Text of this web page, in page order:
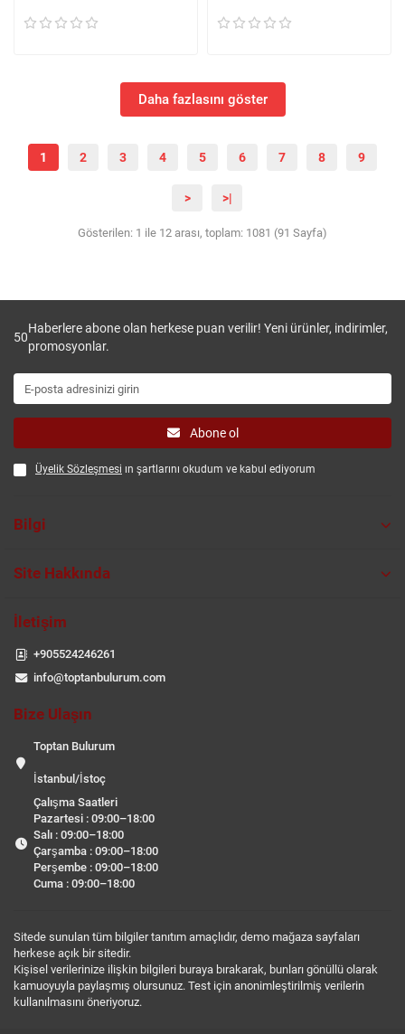
Daha fazlasını göster
1 2 3 4 5 6 7 8 9
> >|
Gösterilen: 1 ile 12 arası, toplam: 1081 (91 Sayfa)
50
Haberlere abone olan herkese puan verilir! Yeni ürünler, indirimler,
promosyonlar.
Abone ol
Üyelik Sözleşmesi ın şartlarını okudum ve kabul ediyorum
Bilgi
Site Hakkında
İletişim
+905524246261
info@toptanbulurum.com
Bize Ulaşın
Toptan Bulurum
İstanbul/İstoç
Çalışma Saatleri
Pazartesi : 09:00–18:00
Salı : 09:00–18:00
Çarşamba : 09:00–18:00
Perşembe : 09:00–18:00
Cuma : 09:00–18:00
Sitede sunulan tüm bilgiler tanıtım amaçlıdır, demo mağaza sayfaları
herkese açık bir sitedir.
Kişisel verilerinize ilişkin bilgileri buraya bırakarak, bunları gönüllü olarak
kamuoyuyla paylaşmış olursunuz. Test için anonimleştirilmiş verilerin
kullanılmasını öneriyoruz.